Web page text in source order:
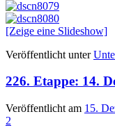
[Zeige eine Slideshow]
Veröffentlicht unter
226. Etappe: 14.
Veröffentlicht am 15.
2